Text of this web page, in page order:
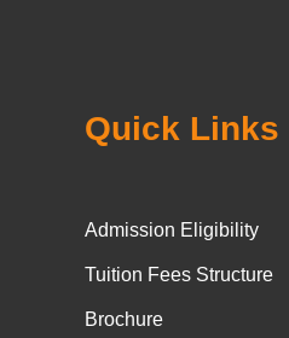
Quick Links
Admission Eligibility
Tuition Fees Structure
Brochure